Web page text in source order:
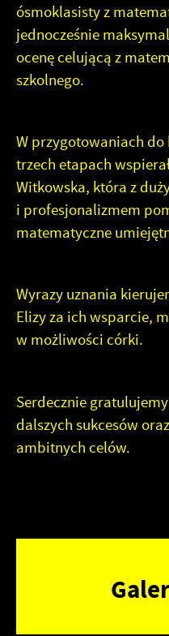
ósmoklasisty z
jednocześnie
ocenę celującą z
szkolnego.
W przygotowaniach
trzech etapach
Witkowska, która z
i profesjonalizmem
matematyczne
Wyrazy uznania
Elizy za ich wsparcie,
w możliwości córki.
Serdecznie
dalszych sukcesów
ambitnych celów.